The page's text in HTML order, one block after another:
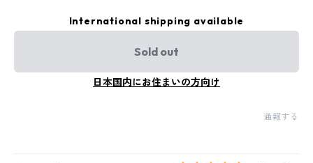
International shipping available
Sold out
日本国内にお住まいの方向け
通報する